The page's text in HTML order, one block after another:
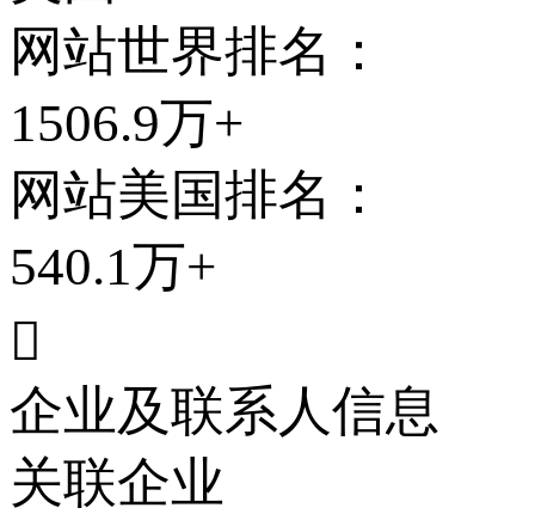
网站世界排名：
1506.9万+
网站美国排名：
540.1万+

企业及联系人信息
关联企业